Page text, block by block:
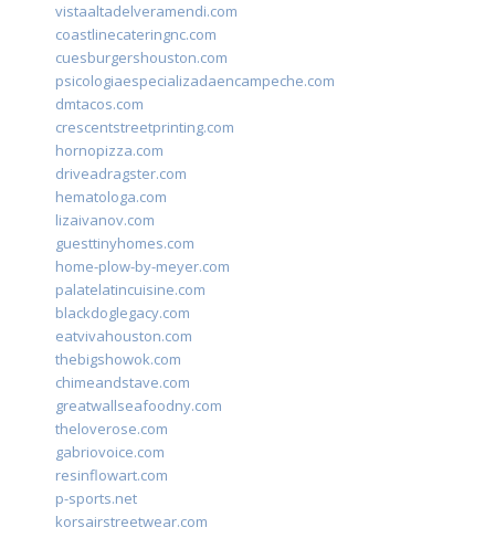
vistaaltadelveramendi.com
coastlinecateringnc.com
cuesburgershouston.com
psicologiaespecializadaencampeche.com
dmtacos.com
crescentstreetprinting.com
hornopizza.com
driveadragster.com
hematologa.com
lizaivanov.com
guesttinyhomes.com
home-plow-by-meyer.com
palatelatincuisine.com
blackdoglegacy.com
eatvivahouston.com
thebigshowok.com
chimeandstave.com
greatwallseafoodny.com
theloverose.com
gabriovoice.com
resinflowart.com
p-sports.net
korsairstreetwear.com